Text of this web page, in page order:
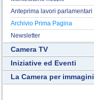
Anteprima lavori parlamentari
Archivio Prima Pagina
Newsletter
Camera TV
Iniziative ed Eventi
La Camera per immagini